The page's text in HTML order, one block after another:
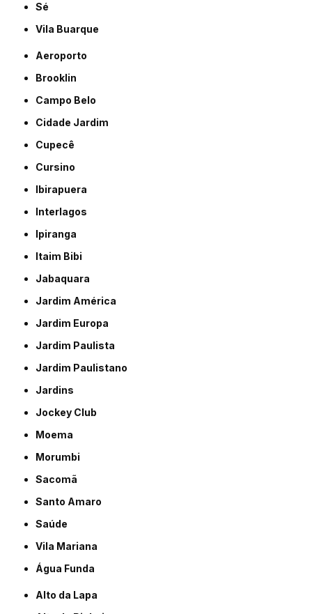
Sé
Vila Buarque
Aeroporto
Brooklin
Campo Belo
Cidade Jardim
Cupecê
Cursino
Ibirapuera
Interlagos
Ipiranga
Itaim Bibi
Jabaquara
Jardim América
Jardim Europa
Jardim Paulista
Jardim Paulistano
Jardins
Jockey Club
Moema
Morumbi
Sacomã
Santo Amaro
Saúde
Vila Mariana
Água Funda
Alto da Lapa